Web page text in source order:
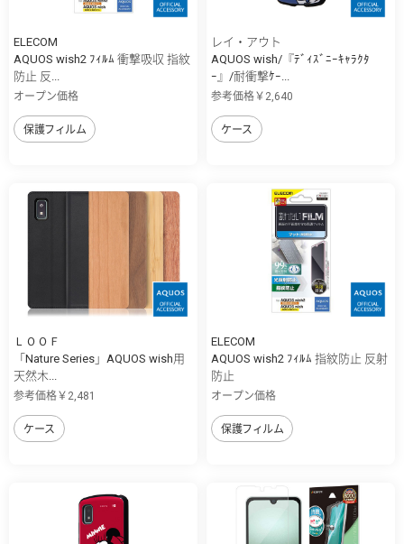
ELECOM
AQUOS wish2 ﾌｨﾙﾑ 衝撃吸収 指紋
防止 反...
オープン価格
保護フィルム
レイ・アウト
AQUOS wish/『ﾃﾞｨｽﾞﾆｰｷｬﾗｸﾀ
ｰ』/耐衝撃ｹｰ...
参考価格￥2,640
ケース
ＬＯＯＦ
「Nature Series」AQUOS wish用
天然木...
参考価格￥2,481
ケース
ELECOM
AQUOS wish2 ﾌｨﾙﾑ 指紋防止 反射
防止
オープン価格
保護フィルム